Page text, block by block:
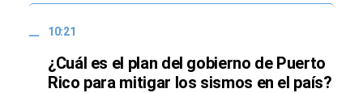
10:21
¿Cuál es el plan del gobierno de Puerto
Rico para mitigar los sismos en el país?